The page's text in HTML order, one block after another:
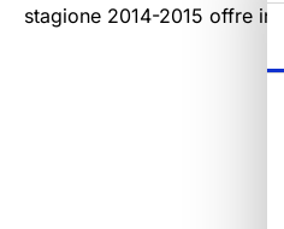
stagione 2014-2015 offre